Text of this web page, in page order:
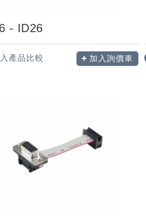
- ID26
產品比較 加入詢價車